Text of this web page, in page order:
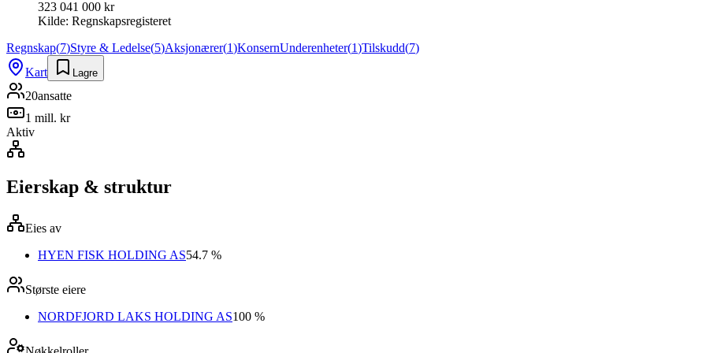
323 041 000 kr
Kilde: Regnskapsregisteret
Regnskap(7)Styre & Ledelse(5)Aksjonærer(1)KonsernUnderenheter(1)Tilskudd(7)
Kart
Lagre
20ansatte
1 mill. kr
Aktiv
Eierskap & struktur
Eies av
HYEN FISK HOLDING AS54.7 %
Største eiere
NORDFJORD LAKS HOLDING AS100 %